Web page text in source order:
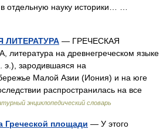
отдельную науку историки… …
ЛИТЕРАТУРА — ГРЕЧЕСКАЯ
на древнегреческом языке
зародившаяся на
Малой Азии (Иония) и на юге
распространилась на все
энциклопедический словарь
Греческой площади — У этого